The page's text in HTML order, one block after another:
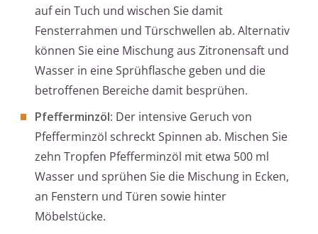
auf ein Tuch und wischen Sie damit
Fensterrahmen und Türschwellen ab. Alternativ
können Sie eine Mischung aus Zitronensaft und
Wasser in eine Sprühflasche geben und die
betroffenen Bereiche damit besprühen.
Pfefferminzöl: Der intensive Geruch von
Pfefferminzöl schreckt Spinnen ab. Mischen Sie
zehn Tropfen Pfefferminzöl mit etwa 500 ml
Wasser und sprühen Sie die Mischung in Ecken,
an Fenstern und Türen sowie hinter
Möbelstücke.